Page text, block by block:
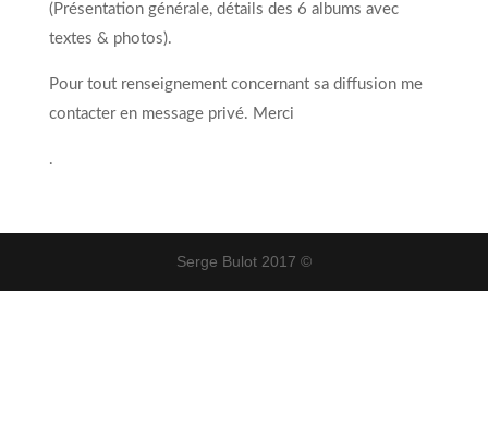
(Présentation générale, détails des 6 albums avec
textes & photos).
Pour tout renseignement concernant sa diffusion me
contacter en message privé. Merci
.
Serge Bulot 2017 ©